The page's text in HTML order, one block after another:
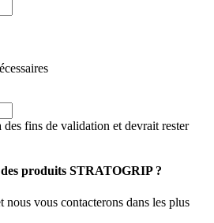
des fins de validation et devrait rester
produits STRATOGRIP ?
nous vous contacterons dans les plus